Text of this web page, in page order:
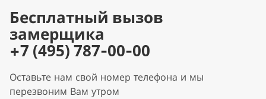
Бесплатный вызов
замерщика
+7 (495) 787-00-00
Оставьте нам свой номер телефона и мы
перезвоним Вам утром